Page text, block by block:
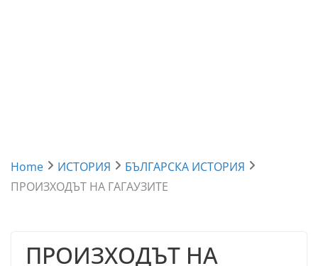
Home ИСТОРИЯ
БЪЛГАРСКА ИСТОРИЯ
ПРОИЗХОДЪТ НА ГАГАУЗИТЕ
ПРОИЗХОДЪТ НА